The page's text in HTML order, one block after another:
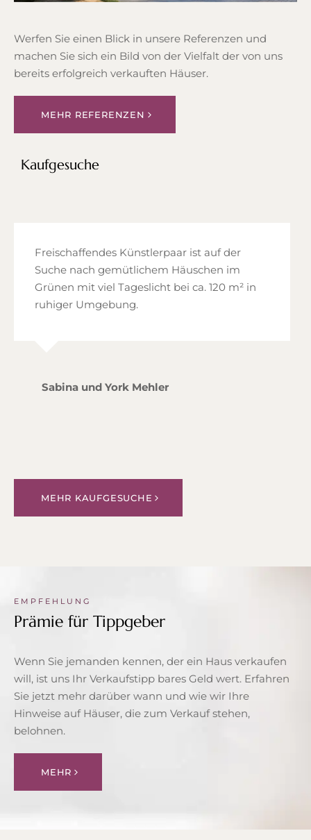
Werfen Sie einen Blick in unsere Referenzen und
machen Sie sich ein Bild von der Vielfalt der von uns
bereits erfolgreich verkauften Häuser.
MEHR REFERENZEN
Kaufgesuche
Freischaffendes Künstlerpaar ist auf der
Suche nach gemütlichem Häuschen im
Grünen mit viel Tageslicht bei ca. 120 m² in
ruhiger Umgebung.
Sabina und York Mehler
MEHR KAUFGESUCHE
EMPFEHLUNG
Prämie für Tippgeber
Wenn Sie jemanden kennen, der ein Haus verkaufen
will, ist uns Ihr Verkaufstipp bares Geld wert. Erfahren
Sie jetzt mehr darüber wann und wie wir Ihre
Hinweise auf Häuser, die zum Verkauf stehen,
belohnen.
MEHR